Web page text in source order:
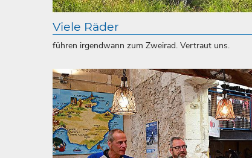
Viele Räder
führen irgendwann zum Zweirad. Vertraut uns.